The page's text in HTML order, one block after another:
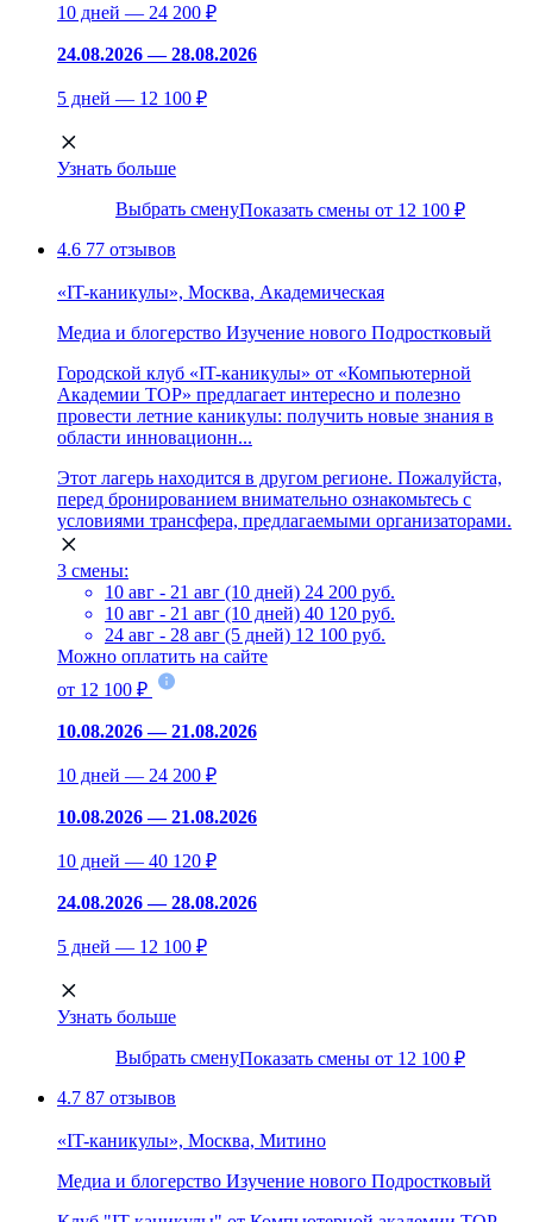
10 дней — 24 200 ₽
24.08.2026 — 28.08.2026
5 дней — 12 100 ₽
Узнать больше
Выбрать сменуПоказать смены от 12 100 ₽
4.6 77 отзывов
«IT-каникулы», Москва, Академическая
Медиа и блогерство Изучение нового Подростковый
Городской клуб «IT-каникулы» от «Компьютерной
Академии ТОР» предлагает интересно и полезно
провести летние каникулы: получить новые знания в
области инновационн...
Этот лагерь находится в другом регионе. Пожалуйста,
перед бронированием внимательно ознакомьтесь с
условиями трансфера, предлагаемыми организаторами.
3 смены:
10 авг - 21 авг (10 дней) 24 200 руб.
10 авг - 21 авг (10 дней) 40 120 руб.
24 авг - 28 авг (5 дней) 12 100 руб.
Можно оплатить на сайте
от 12 100 ₽
10.08.2026 — 21.08.2026
10 дней — 24 200 ₽
10.08.2026 — 21.08.2026
10 дней — 40 120 ₽
24.08.2026 — 28.08.2026
5 дней — 12 100 ₽
Узнать больше
Выбрать сменуПоказать смены от 12 100 ₽
4.7 87 отзывов
«IT-каникулы», Москва, Митино
Медиа и блогерство Изучение нового Подростковый